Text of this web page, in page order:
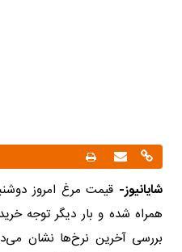
شایانیوز-
همراه شده و بار دیگر توجه
بررسی آخرین نرخ‌ها نشان